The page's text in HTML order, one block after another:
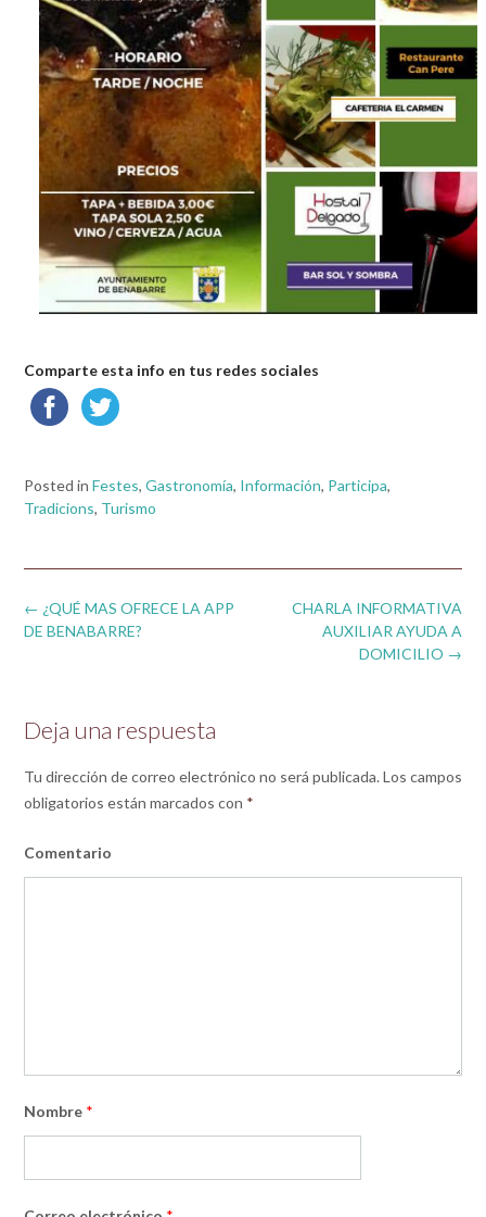
Comparte esta info en tus redes sociales
Posted in Festes, Gastronomía, Información, Participa,
Tradicions, Turismo
Post
navigation
CHARLA INFORMATIVA
AUXILIAR AYUDA A
DOMICILIO →
← ¿QUÉ MAS OFRECE LA APP
DE BENABARRE?
Deja una respuesta
Tu dirección de correo electrónico no será publicada. Los campos
obligatorios están marcados con *
Comentario
Nombre *